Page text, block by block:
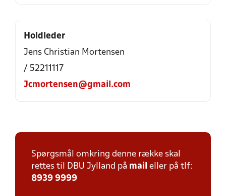
Holdleder
Jens Christian Mortensen
/ 52211117
Jcmortensen@gmail.com
Spørgsmål omkring denne række skal
rettes til DBU Jylland på mail eller på tlf:
8939 9999